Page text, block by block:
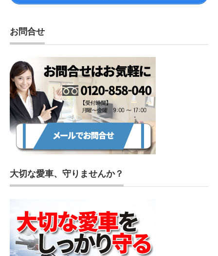
お問合せ
大切な愛車、守りませんか？